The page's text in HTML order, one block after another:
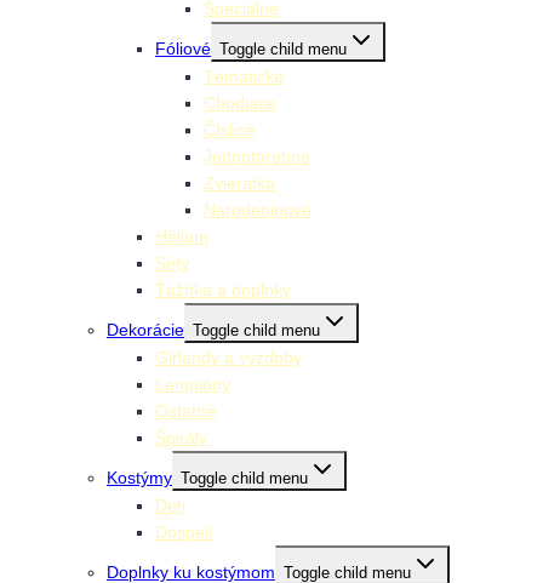
Špeciálne
Fóliové Toggle child menu
Tématické
Chodiace
Číslice
Jednofarebné
Zvieratká
Narodeninové
Hélium
Sety
Ťažítka a doplnky
Dekorácie Toggle child menu
Girlandy a výzdoby
Lampióny
Ostatné
Špirály
Kostýmy Toggle child menu
Deti
Dospelí
Doplnky ku kostýmom Toggle child menu